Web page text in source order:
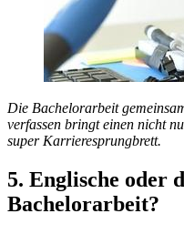
Die Bachelorarbeit
verfassen bringt einen nicht
super Karrieresprungbrett.
5. Englische oder
Bachelorarbeit?